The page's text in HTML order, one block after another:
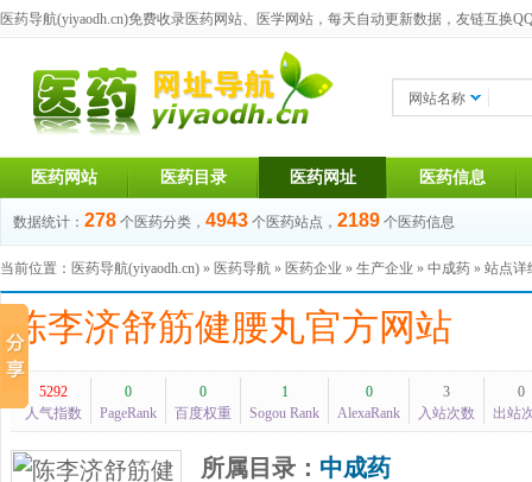
医药导航(yiyaodh.cn)免费收录医药网站、医学网站，每天自动更新数据，友链互换
网站名称
医药网站 医药目录 医药网址 医药信息
数据统计： 278 个医药分类， 4943 个医药站点， 2189 个医药信息
当前位置： 医药导航(yiyaodh.cn) » 医药导航 » 医药企业 » 生产企业 » 中成药 » 站点
陈李济舒筋健腰丸官方网站
5292
人气指数
0
PageRank
0
百度权重
1
Sogou Rank
0
AlexaRank
3
入站次数
0
出站
所属目录： 中成药